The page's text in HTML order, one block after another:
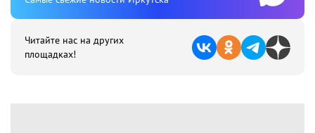
Читайте нас на других
площадках!